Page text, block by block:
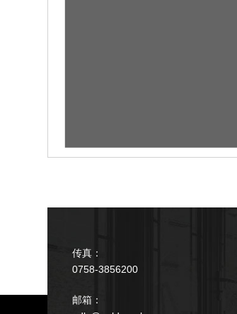
传真：
0758-3856200
邮箱：